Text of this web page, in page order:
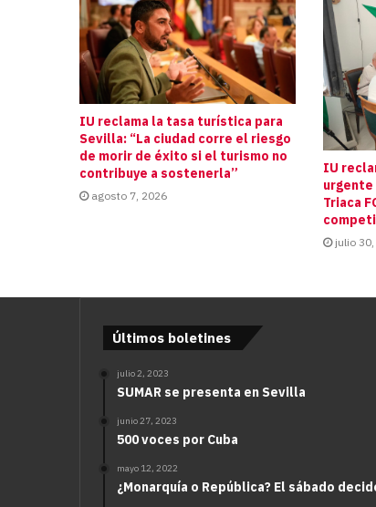
IU reclama la tasa turística para
Sevilla: “La ciudad corre el riesgo
de morir de éxito si el turismo no
contribuye a sostenerla”
agosto 7, 2026
IU
Triaca
julio
Últimos boletines
julio 2, 2023
SUMAR se presenta en Sevilla
junio 27, 2023
500 voces por Cuba
mayo 12, 2022
¿Monarquía o República? El sábado